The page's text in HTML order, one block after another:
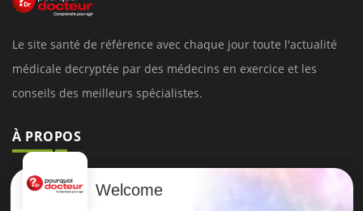
Le site santé de référence avec chaque jour toute l'actualité
médicale decryptée par des médecins en exercice et les
conseils des meilleurs spécialistes.
À PROPOS
Données personnelles et cookies
Welcome